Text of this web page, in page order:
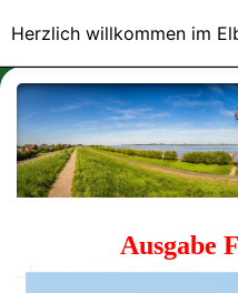
Ausgabe
Herzlich willkommen im